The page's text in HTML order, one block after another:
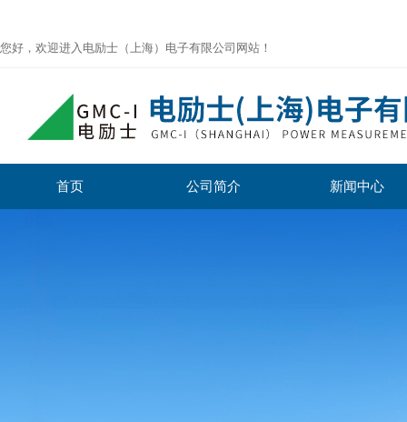
您好，欢迎进入电励士（上海）电子有限公司网站！
首页 公司简介 新闻中心